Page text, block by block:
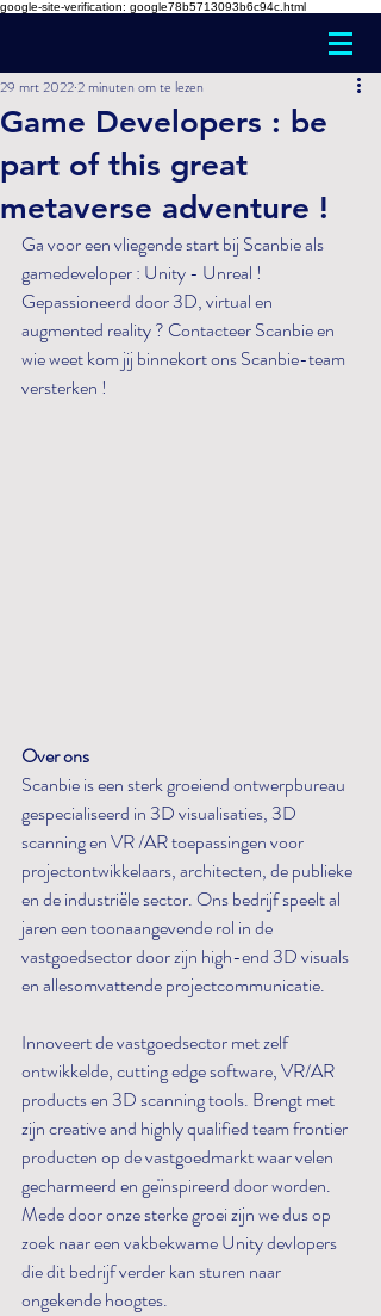
google-site-verification: google78b5713093b6c94c.html
Game Developers : be
part of this great
metaverse adventure !
29 mrt 20222 minuten om te lezen
Ga voor een vliegende start bij Scanbie als
gamedeveloper : Unity - Unreal !
Gepassioneerd door 3D, virtual en
augmented reality ? Contacteer Scanbie en
wie weet kom jij binnekort ons Scanbie-team
versterken !
Over ons
Scanbie is een sterk groeiend ontwerpbureau
gespecialiseerd in 3D visualisaties, 3D
scanning en VR /AR toepassingen voor
projectontwikkelaars, architecten, de publieke
en de industriële sector. Ons bedrijf speelt al
jaren een toonaangevende rol in de
vastgoedsector door zijn high-end 3D visuals
en allesomvattende projectcommunicatie.
Innoveert de vastgoedsector met zelf
ontwikkelde, cutting edge software, VR/AR
products en 3D scanning tools. Brengt met
zijn creative and highly qualified team frontier
producten op de vastgoedmarkt waar velen
gecharmeerd en geïnspireerd door worden.
Mede door onze sterke groei zijn we dus op
zoek naar een vakbekwame Unity devlopers
die dit bedrijf verder kan sturen naar
ongekende hoogtes.